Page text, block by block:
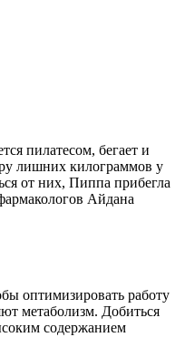
пилатесом, бегает и
лишних килограммов у
от них, Пиппа прибегла
Айдана
оптимизировать работу
метаболизм. Добиться
содержанием